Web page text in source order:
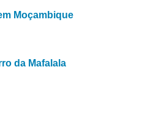
Moçambique
da Mafalala